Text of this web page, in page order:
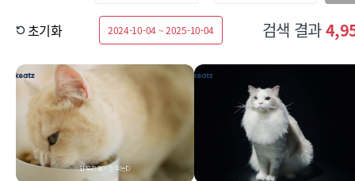
초기화 2024-10-04 ~ 2025-10-04 검색 결과